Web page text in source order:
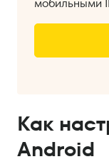
Как
Android